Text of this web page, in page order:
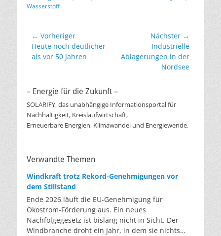
Wasserstoff
Beitragsnavigation
← Vorheriger
Vorheriger
Beitrag:
Heute noch deutlicher
als vor 50 Jahren
Nächster →
Beitrag:
Industrielle
Ablagerungen in der
Nordsee
– Energie für die Zukunft –
SOLARIFY, das unabhängige Informationsportal für
Nachhaltigkeit, Kreislaufwirtschaft,
Erneuerbare Energien, Klimawandel und Energiewende.
Verwandte Themen
Windkraft trotz Rekord-Genehmigungen vor
dem Stillstand
Ende 2026 läuft die EU-Genehmigung für
Ökostrom-Förderung aus. Ein neues
Nachfolgegesetz ist bislang nicht in Sicht. Der
Windbranche droht ein Jahr, in dem sie nichts